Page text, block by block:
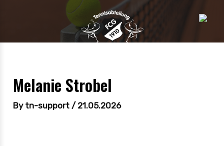
Melanie Strobel
By tn-support / 21.05.2026